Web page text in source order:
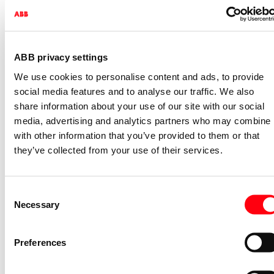
ABB privacy settings
We use cookies to personalise content and ads, to provide
social media features and to analyse our traffic. We also
share information about your use of our site with our social
media, advertising and analytics partners who may combine
with other information that you’ve provided to them or that
they’ve collected from your use of their services.
Selection
Necessary
Preferences
afdekraam hoekig 2v f-matwit
1722-884K
2CKA001754A4415
Niet voorraadhoudend - Courant
Afdekraam schakelmateriaal Future
afdekraam hoekig 1v f-matwit